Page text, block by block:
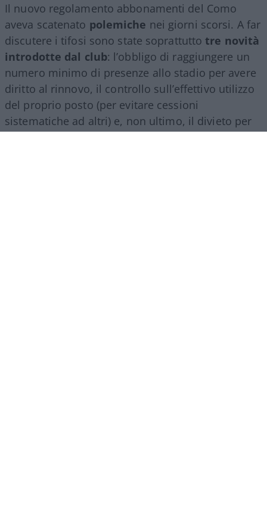
Il nuovo regolamento abbonamenti del Como
aveva scatenato polemiche nei giorni scorsi. A far
discutere i tifosi sono state soprattutto tre novità
introdotte dal club: l’obbligo di raggiungere un
numero minimo di presenze allo stadio per avere
diritto al rinnovo, il controllo sull’effettivo utilizzo
del proprio posto (per evitare cessioni
sistematiche ad altri) e, non ultimo, il divieto per